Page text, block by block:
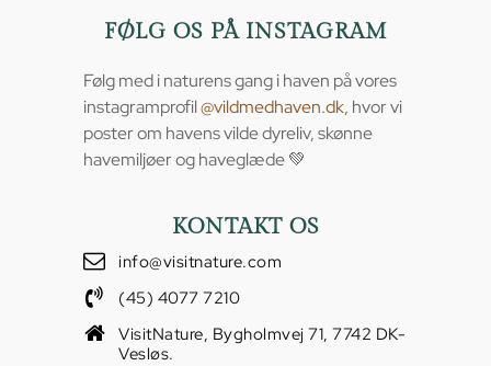
FØLG OS PÅ INSTAGRAM
Følg med i naturens gang i haven på vores
instagramprofil@vildmedhaven.dk, hvor vi
poster om havens vilde dyreliv, skønne
havemiljøer og haveglæde 💚
KONTAKT OS
info@visitnature.com
(45) 4077 7210
VisitNature, Bygholmvej 71, 7742 DK-
Vesløs.